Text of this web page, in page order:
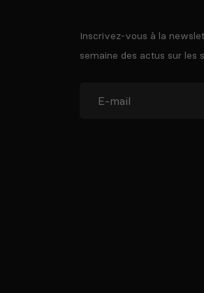
Inscrivez-vous à la
semaine des actus sur les